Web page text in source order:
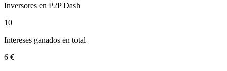
Inversores en P2P Dash
10
Intereses ganados en total
6 €